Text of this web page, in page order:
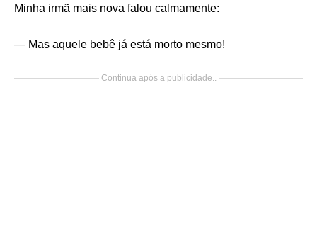
Minha irmã mais nova falou calmamente:
— Mas aquele bebê já está morto mesmo!
Continua após a publicidade..